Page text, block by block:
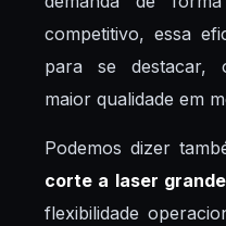
competitivo, essa
para se destacar,
maior qualidade em
Podemos dizer
corte a laser grande
flexibilidade